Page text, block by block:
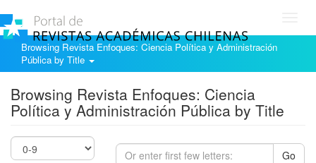
Browsing Revista Enfoques: Ciencia Política y Administración
Pública by Title
Browsing Revista Enfoques: Ciencia
Política y Administración Pública by Title
Go